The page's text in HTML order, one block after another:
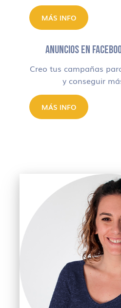
MÁS INFO
ANUNCIOS EN
Creo tus campañas
y conseguir
MÁS INFO